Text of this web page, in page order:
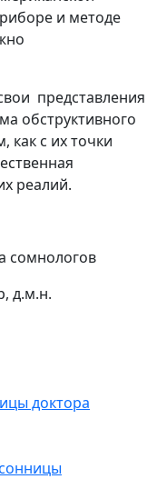
и методе
представления
обструктивного
как с их точки
реалий.
сомнологов
д.м.н.
доктора